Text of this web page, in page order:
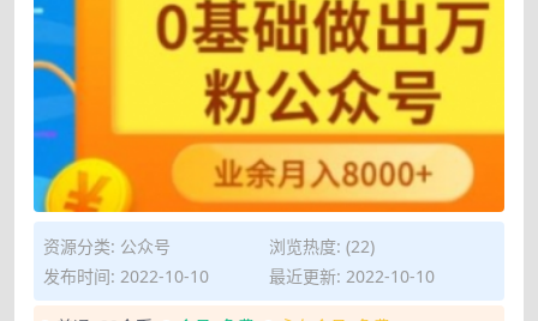
资源分类: 公众号
浏览热度: (22)
发布时间: 2022-10-10
最近更新: 2022-10-10